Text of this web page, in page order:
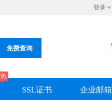
登录
免费查询
热
SSL证书 企业邮箱